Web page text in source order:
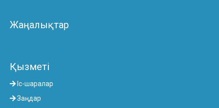
Жаңалықтар
Қызметі
Іс-шаралар
Заңдар